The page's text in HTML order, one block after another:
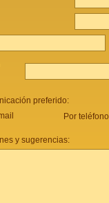
preferido:
Por teléfono
y sugerencias: